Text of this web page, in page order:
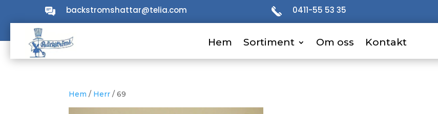
backstromshattar@telia.com 0411-55 53 35
Hem Sortiment Om oss Kontakt
Hem Sortiment Om oss Kontakt
Hem / Herr / 69